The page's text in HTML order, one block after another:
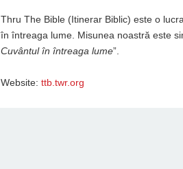
Thru The Bible (Itinerar Biblic) este o
în întreaga lume. Misunea noastră este
Cuvântul în întreaga lume”.
Website:ttb.twr.org